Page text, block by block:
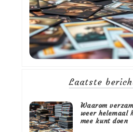
Laatste
Waarom
weer helemaal
mee kunt doen